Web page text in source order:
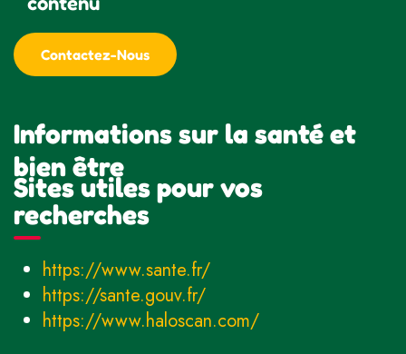
Contactez-Nous
Informations sur la santé et
bien être
Sites utiles pour vos
recherches
https://www.sante.fr/
https://sante.gouv.fr/
https://www.haloscan.com/